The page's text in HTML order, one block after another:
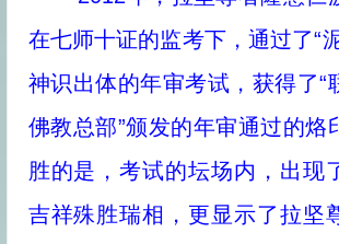
在七师十证的监考下，通过了“
神识出体的年审考试，获得了“
佛教总部”颁发的年审通过的烙
胜的是，考试的坛场内，出现
吉祥殊胜瑞相，更显示了拉坚